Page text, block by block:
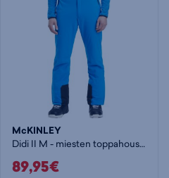
McKINLEY
Didi II M - miesten toppahousut
89,95€